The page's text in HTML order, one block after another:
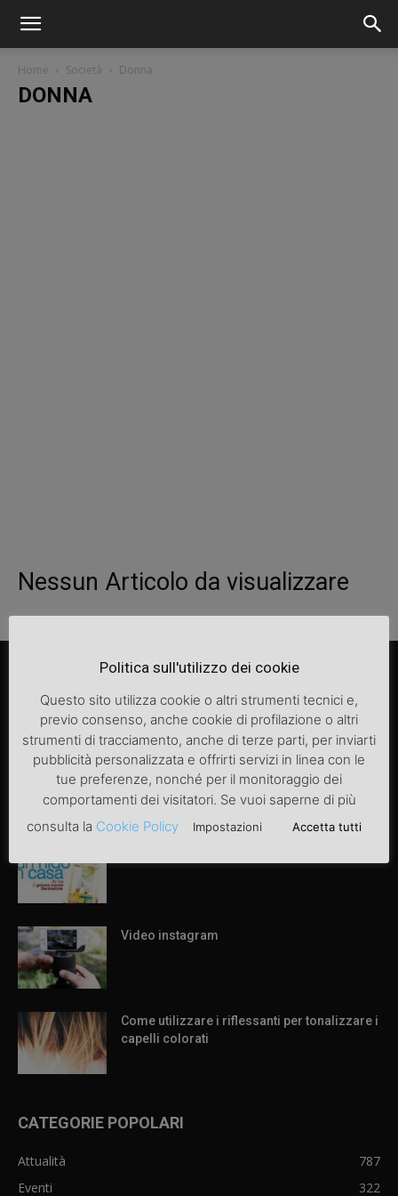
Home Società Donna
DONNA
Nessun Articolo da visualizzare
ARTICOLI POPOLARI
Video instagram
Come utilizzare i riflessanti per tonalizzare i
capelli colorati
CATEGORIE POPOLARI
Attualità
787
Eventi
322
Politica sull'utilizzo dei cookie
Questo sito utilizza cookie o altri strumenti tecnici e,
previo consenso, anche cookie di profilazione o altri
strumenti di tracciamento, anche di terze parti, per inviarti
pubblicità personalizzata e offrirti servizi in linea con le
tue preferenze, nonché per il monitoraggio dei
comportamenti dei visitatori. Se vuoi saperne di più
consulta la Cookie Policy Impostazioni Accetta tutti